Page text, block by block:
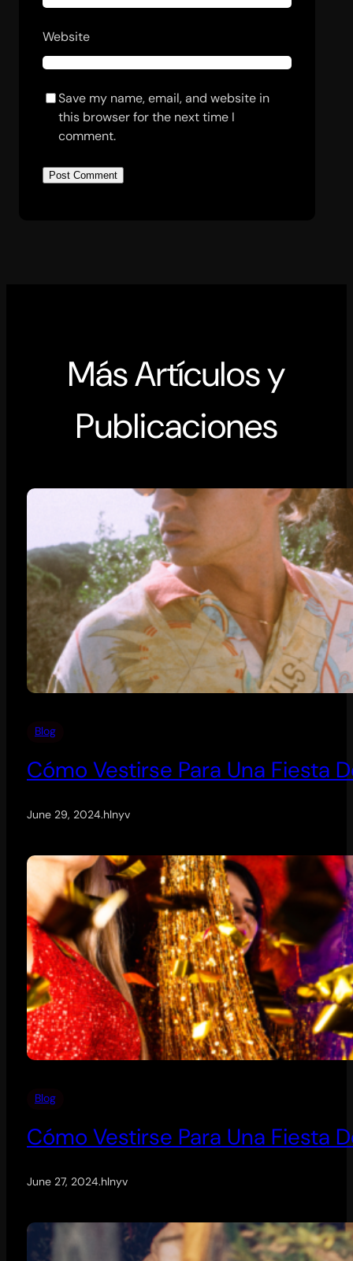
Website
Save my name, email, and website in
this browser for the next time I
comment.
Más Artículos y
Publicaciones
Blog
Cómo Vestirse Para Una Fiesta
June 29, 2024.hlnyv
Blog
Cómo Vestirse Para Una Fiesta
June 27, 2024.hlnyv